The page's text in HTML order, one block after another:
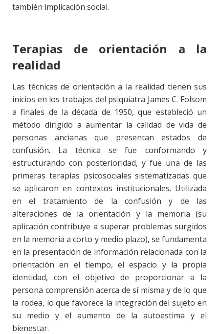
también implicación social.
Terapias de orientación a la
realidad
Las técnicas de orientación a la realidad tienen sus
inicios en los trabajos del psiquiatra James C. Folsom
a finales de la década de 1950, que estableció un
método dirigido a aumentar la calidad de vida de
personas ancianas que presentan estados de
confusión. La técnica se fue conformando y
estructurando con posterioridad, y fue una de las
primeras terapias psicosociales sistematizadas que
se aplicaron en contextos institucionales. Utilizada
en el tratamiento de la confusión y de las
alteraciones de la orientación y la memoria (su
aplicación contribuye a superar problemas surgidos
en la memoria a corto y medio plazo), se fundamenta
en la presentación de información relacionada con la
orientación en el tiempo, el espacio y la propia
identidad, con el objetivo de proporcionar a la
persona comprensión acerca de sí misma y de lo que
la rodea, lo que favorece la integración del sujeto en
su medio y el aumento de la autoestima y el
bienestar.